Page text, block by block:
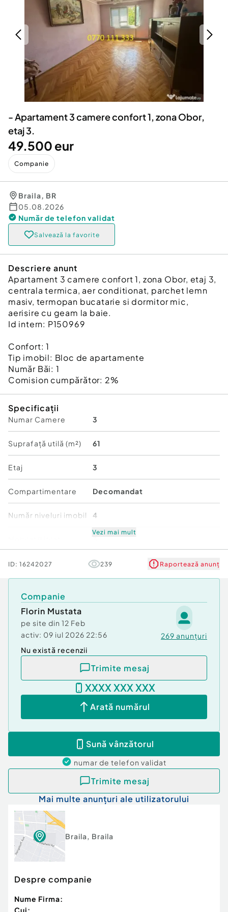
Animale de companie
Afaceri și echipamente profesionale
Inchiriere Bunuri si Vehicule
Utilaje agricole si industriale
Piese auto si accesorii
Dacia Duster
- Apartament 3 camere confort 1, zona Obor,
etaj 3.
49.500 eur
Companie
Braila, BR
05.08.2026
Număr de telefon validat
Salvează la favorite
Descriere anunt
Apartament 3 camere confort 1, zona Obor, etaj 3,
centrala termica, aer conditionat, parchet lemn
masiv, termopan bucatarie si dormitor mic,
aerisire cu geam la baie.
Id intern: P150969
Confort:1
Tip imobil: Bloc de apartamente
Număr Băi: 1
Comision cumpărător: 2%
Specificații
Numar Camere 3
Suprafață utilă (m²) 61
Etaj 3
Compartimentare Decomandat
Număr niveluri imobil 4
Stare Bună
Vezi mai mult
ID: 16242027 239 Raportează anunț
Companie
Florin Mustata
pe site din 12 Feb
activ: 09 iul 2026 22:56 269 anunțuri
Nu există recenzii
Trimite mesaj
XXXX XXX XXX
Arată numărul
Sună vânzătorul
numar de telefon validat
Trimite mesaj
Mai multe anunțuri ale utilizatorului
Braila, Braila
Despre companie
Nume Firma:
Cui: